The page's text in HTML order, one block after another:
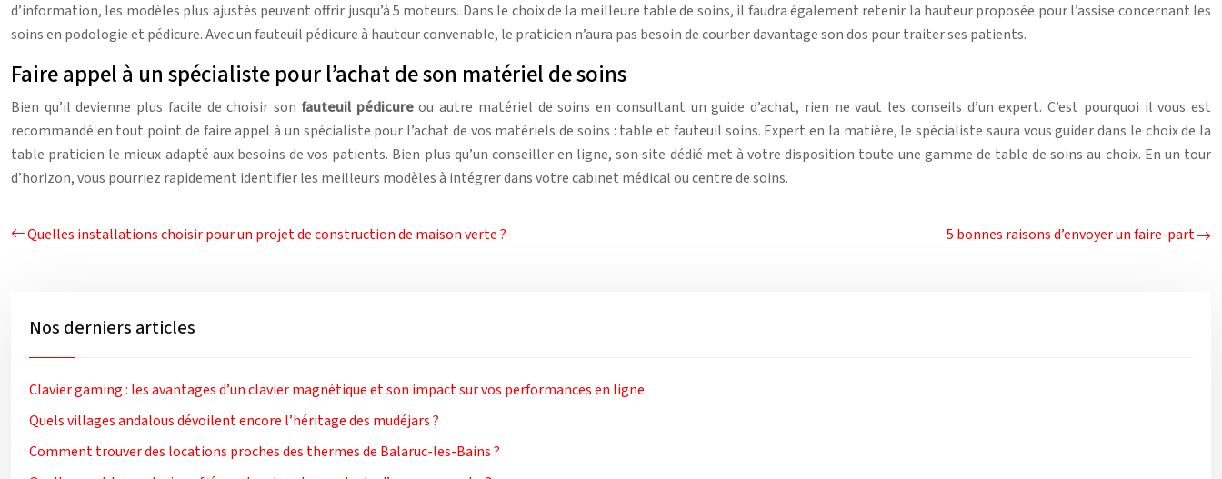
d’information, les modèles plus ajustés peuvent offrir jusqu’à 5 moteurs. Dans le choix de la meilleure table de soins, il faudra également retenir la hauteur proposée pour l’assise concernant les
soins en podologie et pédicure. Avec un fauteuil pédicure à hauteur convenable, le praticien n’aura pas besoin de courber davantage son dos pour traiter ses patients.
Faire appel à un spécialiste pour l’achat de son matériel de soins
Bien qu’il devienne plus facile de choisir son fauteuil pédicureou autre matériel de soins en consultant un guide d’achat, rien ne vaut les conseils d’un expert. C’est pourquoi il vous est
recommandé en tout point de faire appel à un spécialiste pour l’achat de vos matériels de soins : table et fauteuil soins. Expert en la matière, le spécialiste saura vous guider dans le choix de la
table praticien le mieux adapté aux besoins de vos patients. Bien plus qu’un conseiller en ligne, son site dédié met à votre disposition toute une gamme de table de soins au choix. En un tour
d’horizon, vous pourriez rapidement identifier les meilleurs modèles à intégrer dans votre cabinet médical ou centre de soins.
Quelles installations choisir pour un projet de construction de maison verte ? 5 bonnes raisons d’envoyer un faire-part
Nos derniers articles
Clavier gaming : les avantages d’un clavier magnétique et son impact sur vos performances en ligne
Quels villages andalous dévoilent encore l’héritage des mudéjars ?
Comment trouver des locations proches des thermes de Balaruc-les-Bains ?